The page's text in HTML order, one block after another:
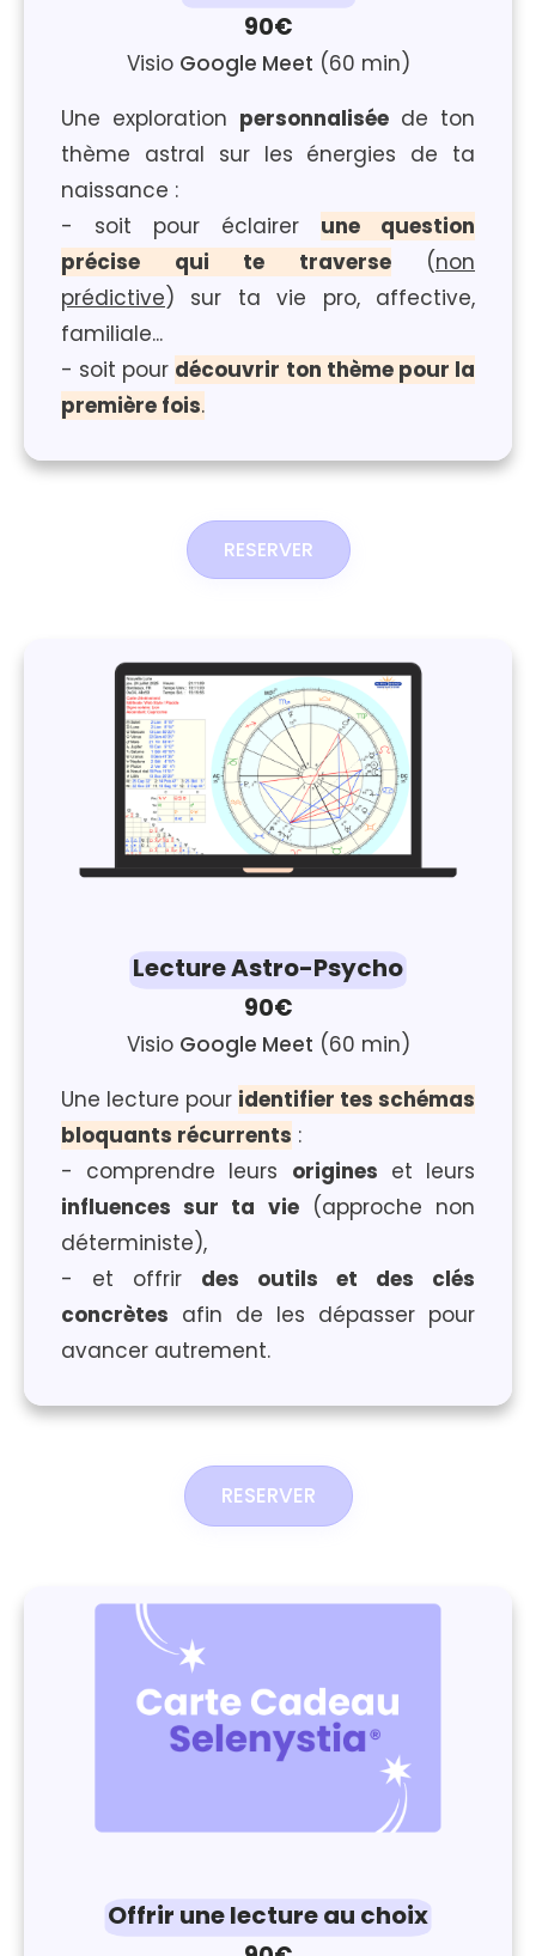
90€
Visio Google Meet (60 min)
Une exploration personnalisée de ton
thème astral sur les énergies de ta
naissance :
- soit pour éclairer une question
précise qui te traverse
(non
prédictive) sur ta vie pro, affective,
familiale...
- soit pour découvrir ton thème pour la
première fois.
RESERVER
Lecture Astro-Psycho
90€
Visio Google Meet (60 min)
Une lecture pour identifier tes schémas
bloquants récurrents :
- comprendre leurs origines et leurs
influences sur ta vie(approche non
déterministe),
- et offrir des outils et des clés
concrètes afin de les dépasser pour
avancer autrement.
RESERVER
Offrir une lecture au choix